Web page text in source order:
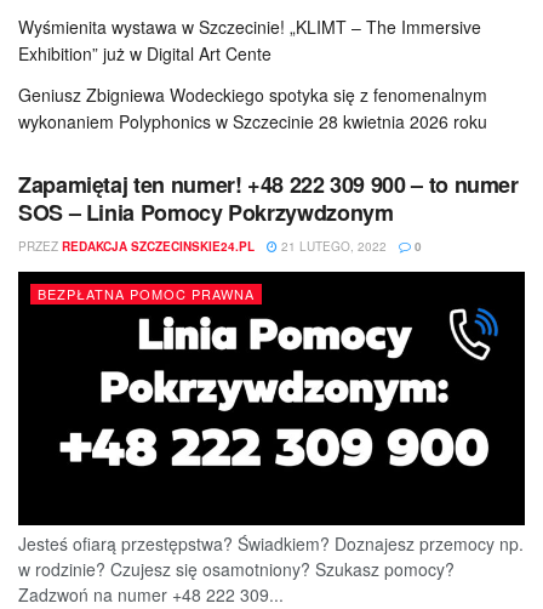
Wyśmienita wystawa w Szczecinie! „KLIMT – The Immersive
Exhibition” już w Digital Art Cente
Geniusz Zbigniewa Wodeckiego spotyka się z fenomenalnym
wykonaniem Polyphonics w Szczecinie 28 kwietnia 2026 roku
Zapamiętaj ten numer! +48 222 309 900 – to numer
SOS – Linia Pomocy Pokrzywdzonym
PRZEZ REDAKCJA SZCZECINSKIE24.PL 21 LUTEGO, 2022 0
BEZPŁATNA POMOC PRAWNA
Jesteś ofiarą przestępstwa? Świadkiem? Doznajesz przemocy np.
w rodzinie? Czujesz się osamotniony? Szukasz pomocy?
Zadzwoń na numer +48 222 309...